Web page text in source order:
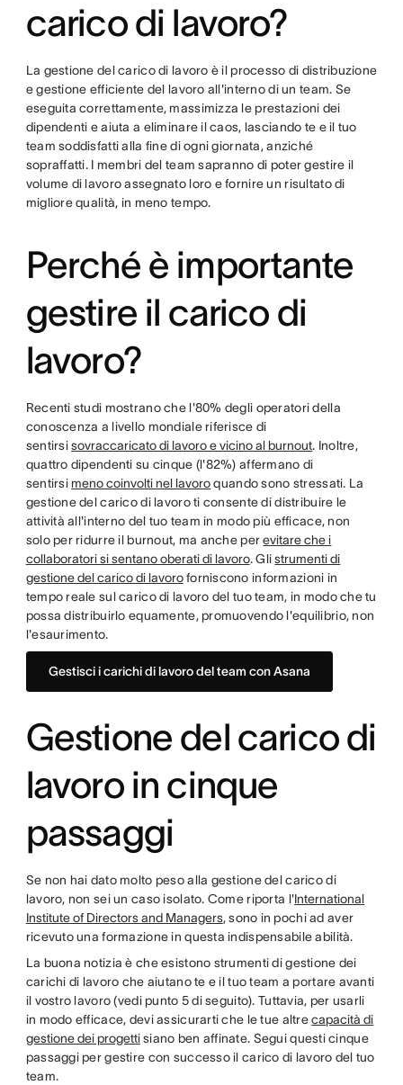
carico di lavoro?
La gestione del carico di lavoro è il processo di distribuzione
e gestione efficiente del lavoro all'interno di un team. Se
eseguita correttamente, massimizza le prestazioni dei
dipendenti e aiuta a eliminare il caos, lasciando te e il tuo
team soddisfatti alla fine di ogni giornata, anziché
sopraffatti. I membri del team sapranno di poter gestire il
volume di lavoro assegnato loro e fornire un risultato di
migliore qualità, in meno tempo.
Perché è importante
gestire il carico di
lavoro?
Recenti studi mostrano che l'80% degli operatori della
conoscenza a livello mondiale riferisce di
sentirsisovraccaricato di lavoro e vicino al burnout. Inoltre,
quattro dipendenti su cinque (l'82%) affermano di
sentirsi meno coinvolti nel lavoroquando sono stressati. La
gestione del carico di lavoro ti consente di distribuire le
attività all'interno del tuo team in modo più efficace, non
solo per ridurre il burnout, ma anche perevitare che i
collaboratori si sentano oberati di lavoro. Glistrumenti di
gestione del carico di lavoroforniscono informazioni in
tempo reale sul carico di lavoro del tuo team, in modo che tu
possa distribuirlo equamente, promuovendo l'equilibrio, non
l'esaurimento.
Gestisci i carichi di lavoro del team con Asana
Gestione del carico di
lavoro in cinque
passaggi
Se non hai dato molto peso alla gestione del carico di
lavoro, non sei un caso isolato. Come riporta l'International
Institute of Directors and Managers, sono in pochi ad aver
ricevuto una formazione in questa indispensabile abilità.
La buona notizia è che esistono strumenti di gestione dei
carichi di lavoro che aiutano te e il tuo team a portare avanti
il ​​vostro lavoro (vedi punto 5 di seguito). Tuttavia, per usarli
in modo efficace, devi assicurarti che le tue altrecapacità di
gestione dei progettisiano ben affinate. Segui questi cinque
passaggi per gestire con successo il carico di lavoro del tuo
team.